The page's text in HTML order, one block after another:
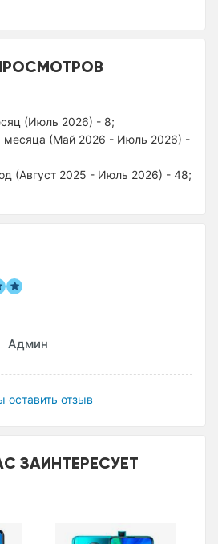
(Июль 2026) - 8;
месяца (Май 2026 - Июль 2026) -
(Август 2025 - Июль 2026) - 48;
Админ
оставить отзыв
ЗАИНТЕРЕСУЕТ